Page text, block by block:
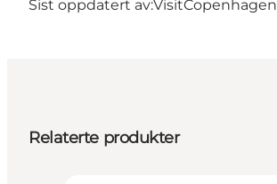
Sist oppdatert av:VisitCopenhagen
Relaterte produkter